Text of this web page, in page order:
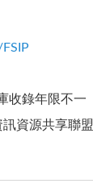
收錄年限不一
資源共享聯盟